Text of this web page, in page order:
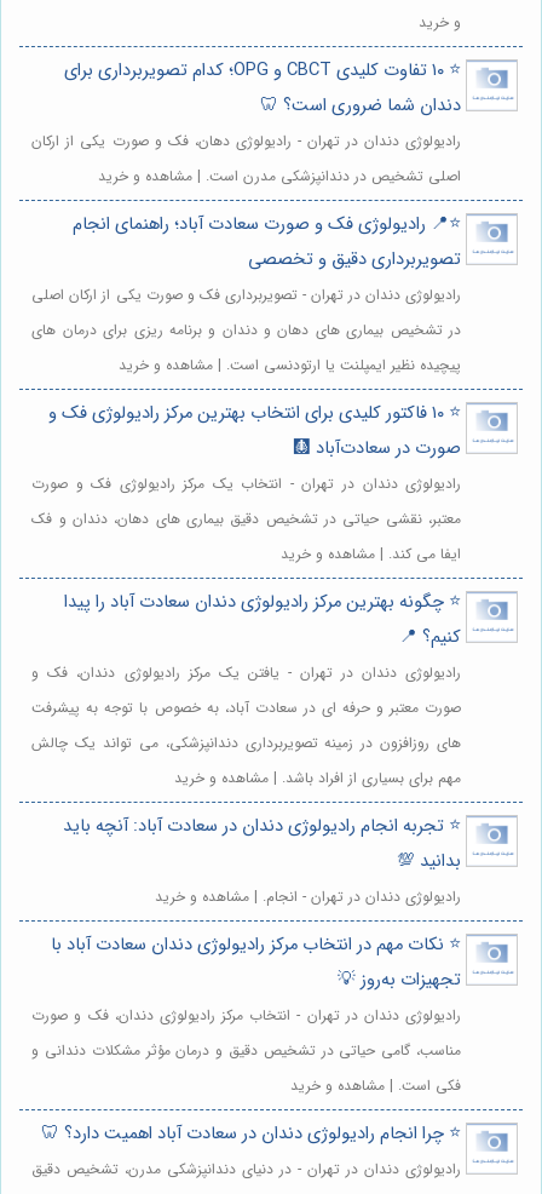
و خرید
⭐️ ۱۰ تفاوت کلیدی CBCT و OPG؛ کدام تصویربرداری برای
دندان شما ضروری است؟ 🦷
رادیولوژی دندان در تهران - رادیولوژی دهان، فک و صورت یکی از ارکان
اصلی تشخیص در دندانپزشکی مدرن است. | مشاهده و خرید
⭐️📍 رادیولوژی فک و صورت سعادت آباد؛ راهنمای انجام
تصویربرداری دقیق و تخصصی
رادیولوژی دندان در تهران - تصویربرداری فک و صورت یکی از ارکان اصلی
در تشخیص بیماری های دهان و دندان و برنامه ریزی برای درمان های
پیچیده نظیر ایمپلنت یا ارتودنسی است. | مشاهده و خرید
⭐️ ۱۰ فاکتور کلیدی برای انتخاب بهترین مرکز رادیولوژی فک و
صورت در سعادت‌آباد 🩻
رادیولوژی دندان در تهران - انتخاب یک مرکز رادیولوژی فک و صورت
معتبر، نقشی حیاتی در تشخیص دقیق بیماری های دهان، دندان و فک
ایفا می کند. | مشاهده و خرید
⭐️ چگونه بهترین مرکز رادیولوژی دندان سعادت آباد را پیدا
کنیم؟ 📍
رادیولوژی دندان در تهران - یافتن یک مرکز رادیولوژی دندان، فک و
صورت معتبر و حرفه ای در سعادت آباد، به خصوص با توجه به پیشرفت
های روزافزون در زمینه تصویربرداری دندانپزشکی، می تواند یک چالش
مهم برای بسیاری از افراد باشد. | مشاهده و خرید
⭐️ تجربه انجام رادیولوژی دندان در سعادت آباد: آنچه باید
بدانید 💯
رادیولوژی دندان در تهران - انجام. | مشاهده و خرید
⭐️ نکات مهم در انتخاب مرکز رادیولوژی دندان سعادت آباد با
تجهیزات به‌روز 💡
رادیولوژی دندان در تهران - انتخاب مرکز رادیولوژی دندان، فک و صورت
مناسب، گامی حیاتی در تشخیص دقیق و درمان مؤثر مشکلات دندانی و
فکی است. | مشاهده و خرید
⭐️ چرا انجام رادیولوژی دندان در سعادت آباد اهمیت دارد؟ 🦷
رادیولوژی دندان در تهران - در دنیای دندانپزشکی مدرن، تشخیص دقیق